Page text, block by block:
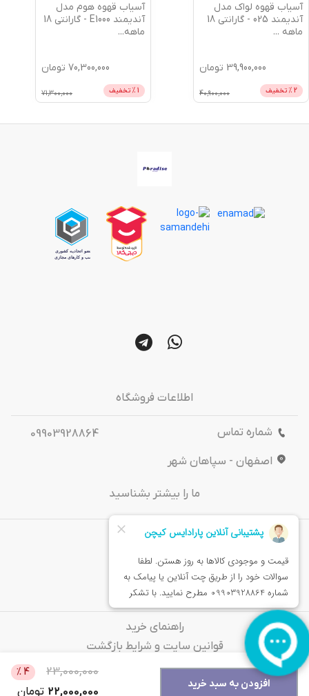
افزودن به سبد خرید
23,000,000
4
%
22,000,000 تومان
آسیاب قهوه لواک مدل
آندیمند 025 - گارانتی 18
ماهه ...
39,900,000 تومان
2 % تخفیف 40,900,000
آسیاب قهوه هوم مدل
آندیمند E1000 - گارانتی 18
ماهه...
70,300,000 تومان
1 % تخفیف 71,300,000
اطلاعات فروشگاه
شماره تماس
09903928864
اصفهان - سپاهان شهر
ما را بیشتر بشناسید
درباره‌ ما
تماس باما
خدمات مشتریان
راهنمای خرید
قوانین سایت و شرایط بازگشت
سوالات متداول